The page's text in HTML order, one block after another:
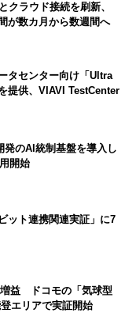
クラウド接続を刷新、
が数カ月から数週間へ
タセンター向け「Ultra
提供、VIAVI TestCenter
発のAI統制基盤を導入し
開始
ット連携関連実証」に7
増益 ドコモの「気球型
エリアで実証開始